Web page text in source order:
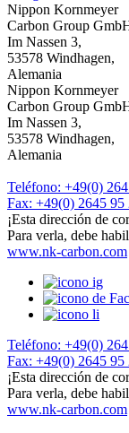
Nippon Kornmeyer
Carbon Group
Im Nassen 3,
53578 Windhagen,
Alemania
Nippon Kornmeyer
Carbon Group
Im Nassen 3,
53578 Windhagen,
Alemania
Teléfono: +49(0)
Fax: +49(0) 2645 95
¡Esta dirección de
Para verla, debe
www.nk-carbon.com
Teléfono: +49(0)
Fax: +49(0) 2645 95
¡Esta dirección de
Para verla, debe
www.nk-carbon.com